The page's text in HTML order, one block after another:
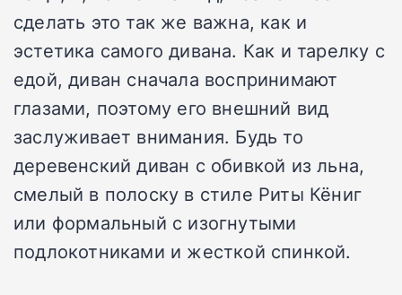
сделать это так же важна, как и
эстетика самого дивана. Как и тарелку с
едой, диван сначала воспринимают
глазами, поэтому его внешний вид
заслуживает внимания. Будь то
деревенский диван с обивкой из льна,
смелый в полоску в стиле Риты Кёниг
или формальный с изогнутыми
подлокотниками и жесткой спинкой.